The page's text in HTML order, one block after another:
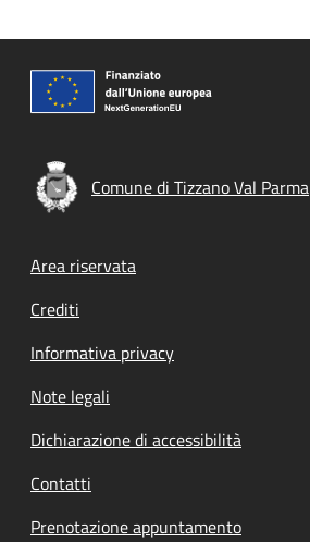
Comune di Tizzano Val Parma
Footer menu
Area riservata
Crediti
Informativa privacy
Note legali
Dichiarazione di accessibilità
Contatti
Prenotazione appuntamento